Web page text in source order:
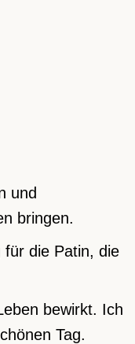
und
bringen.
die Patin, die
bewirkt. Ich
Tag.